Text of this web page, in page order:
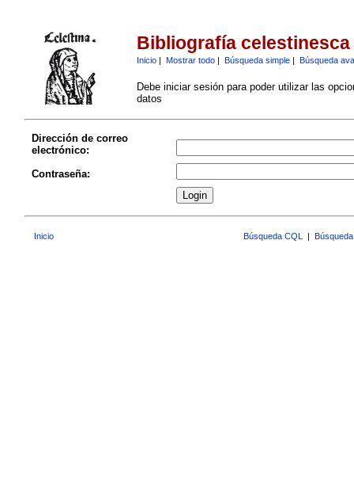
Bibliografía celestinesca
Inicio| Mostrar todo| Búsqueda simple| Búsqueda
Debe iniciar sesión para poder utilizar las
datos
Dirección de correo
electrónico:
Contraseña:
Inicio Búsqueda CQL |